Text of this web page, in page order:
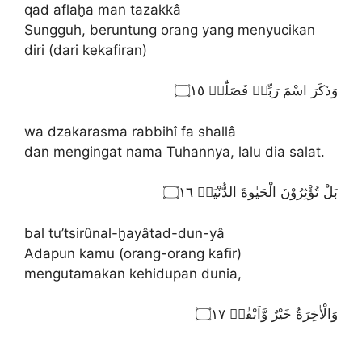
qad aflaḫa man tazakkâ
Sungguh, beruntung orang yang menyucikan
diri (dari kekafiran)
وَذَكَرَ اسْمَ رَبِّهٖ فَصَلّٰىۗ ۝١٥
wa dzakarasma rabbihî fa shallâ
dan mengingat nama Tuhannya, lalu dia salat.
بَلْ تُؤْثِرُوْنَ الْحَيٰوةَ الدُّنْيَاۖ ۝١٦
bal tu’tsirûnal-ḫayâtad-dun-yâ
Adapun kamu (orang-orang kafir)
mengutamakan kehidupan dunia,
وَالْاٰخِرَةُ خَيْرٌ وَّاَبْقٰىۗ ۝١٧